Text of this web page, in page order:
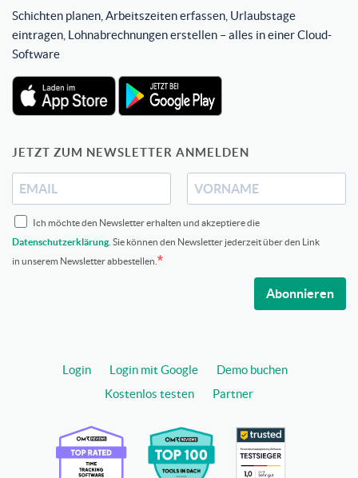
Schichten planen, Arbeitszeiten erfassen, Urlaubstage
eintragen, Lohnabrechnungen erstellen – alles in einer Cloud-
Software
JETZT ZUM NEWSLETTER ANMELDEN
Ich möchte den Newsletter erhalten und akzeptiere die
Datenschutzerklärung . Sie können den Newsletter jederzeit über den Link
in unserem Newsletter abbestellen.
Abonnieren
Login Login mit Google
Demo buchen
Kostenlos testen
Partner